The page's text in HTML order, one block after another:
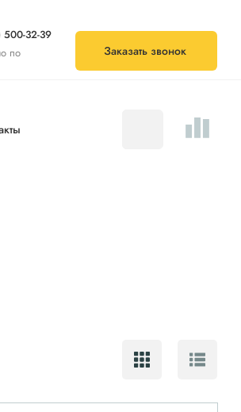
32-39
по
Заказать звонок